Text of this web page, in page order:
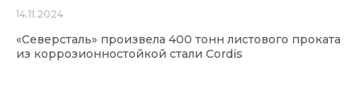
14.11.2024
«Северсталь» произвела 400 тонн листового проката
из коррозионностойкой стали Cordis